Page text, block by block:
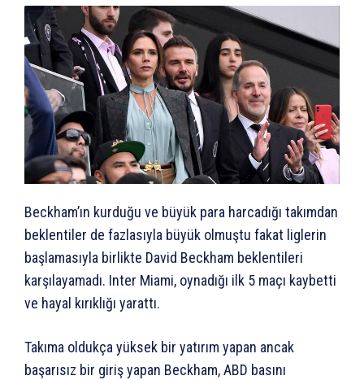
Beckham’ın kurduğu ve büyük para harcadığı takımdan
beklentiler de fazlasıyla büyük olmuştu fakat liglerin
başlamasıyla birlikte David Beckham beklentileri
karşılayamadı. Inter Miami, oynadığı ilk 5 maçı kaybetti
ve hayal kırıklığı yarattı.
Takıma oldukça yüksek bir yatırım yapan ancak
başarısız bir giriş yapan Beckham, ABD basını